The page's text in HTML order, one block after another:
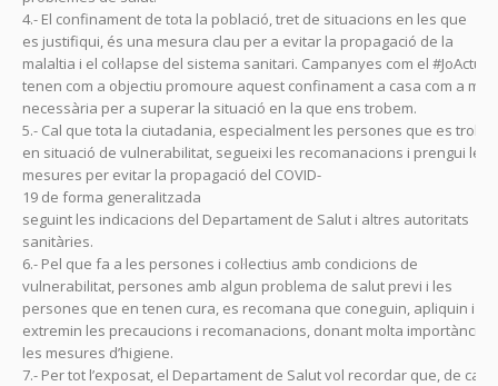
4.- El confinament de tota la població, tret de situacions en les que
es justifiqui, és una mesura clau per a evitar la propagació de la
malaltia i el col·lapse del sistema sanitari. Campanyes com el #JoActuo
tenen com a objectiu promoure aquest confinament a casa com a
necessària per a superar la situació en la que ens trobem.
5.- Cal que tota la ciutadania, especialment les persones que es
en situació de vulnerabilitat, segueixi les recomanacions i prengui les
mesures per evitar la propagació del COVID-
19 de forma generalitzada
seguint les indicacions del Departament de Salut i altres autoritats
sanitàries.
6.- Pel que fa a les persones i col·lectius amb condicions de
vulnerabilitat, persones amb algun problema de salut previ i les
persones que en tenen cura, es recomana que coneguin, apliquin i
extremin les precaucions i recomanacions, donant molta importància a
les mesures d’higiene.
7.- Per tot l’exposat, el Departament de Salut vol recordar que, de cara